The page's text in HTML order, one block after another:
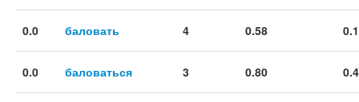
0.0 баловать 4 0.58
0.0 баловаться 3 0.80